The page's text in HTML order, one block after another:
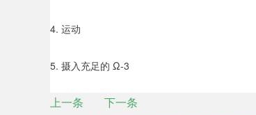
4. 运动
5. 摄入充足的 Ω-3
上一条
下一条